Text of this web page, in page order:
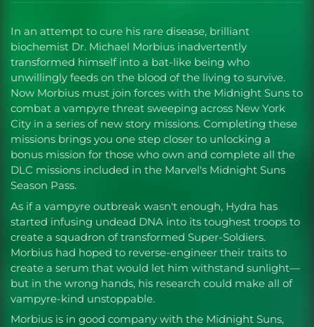
In an attempt to cure his rare disease, brilliant
biochemist Dr. Michael Morbius inadvertently
transformed himself into a bat-like being who
unwillingly feeds on the blood of the living to survive.
Now Morbius must join forces with the Midnight Suns to
combat a vampyre threat sweeping across New York
City in a series of new story missions. Completing these
missions brings you one step closer to unlocking a
bonus mission for those who own and complete all the
DLC missions included in the Marvel's Midnight Suns
Season Pass.
As if a vampyre outbreak wasn't enough, Hydra has
started infusing undead DNA into its toughest troops to
create a squadron of transformed Super-Soldiers.
Morbius had hoped to reverse-engineer their traits to
create a serum that would let him withstand sunlight—
but in the wrong hands, his research could make all of
vampyre-kind unstoppable.
Morbius is in good company with the Midnight Suns,